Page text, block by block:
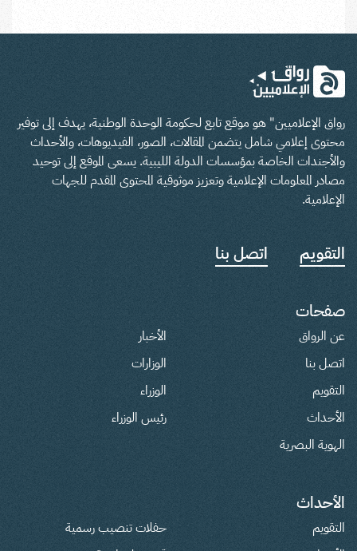
رواق الإعلاميين" هو موقع تابع لحكومة الوحدة الوطنية، يهدف إلى توفير
محتوى إعلامي شامل يتضمن المقالات، الصور، الفيديوهات، والأحداث
والأجندات الخاصة بمؤسسات الدولة الليبية. يسعى الموقع إلى توحيد
مصادر المعلومات الإعلامية وتعزيز موثوقية المحتوى المقدم للجهات
الإعلامية.
التقويم اتصل بنا
صفحات
عن الرواق
اتصل بنا
التقويم
الأحداث
الهوية البصرية
الأخبار
الوزارات
الوزراء
رئيس الوزراء
الأحداث
التقويم
حفلات تنصيب رسمية